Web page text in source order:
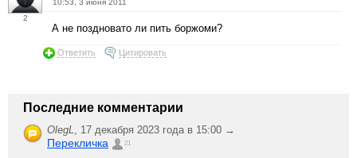
2
10:53, 3 июня 2011
А не поздновато ли пить боржоми?
Ответить Цитировать
Последние комментарии
OlegL 17 декабря 2023 года в 15:00 →
Перекличка 21